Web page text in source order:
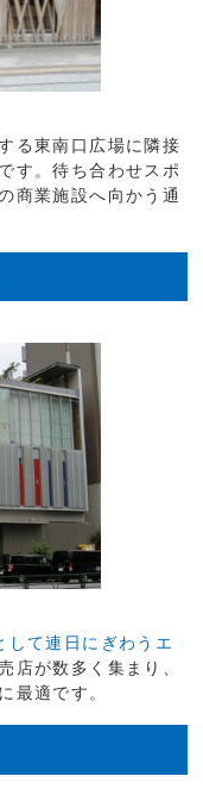
る東南口広場に隣接
です。待ち合わせスポ
商業施設へ向かう通
して連日にぎわうエ
店が数多く集まり、
最適です。